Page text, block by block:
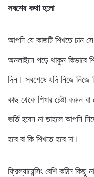
সবশেষ কথা হলো–
আপনি যে কাজটি শিখতে চান
অনলাইনে পড়ে থাকুন কিভাবে
দিন। সবশেষে যদি নিজে
কাছ থেকে শিখার চেষ্টা করুন
ভর্তি হবেন না তাহলে আপনি
হবে বা কি শিখতে হবে না।
ফ্রিল্যায়েন্সিং বেশি কঠিন